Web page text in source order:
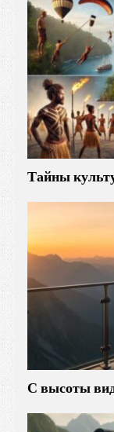
Тайны
С высоты